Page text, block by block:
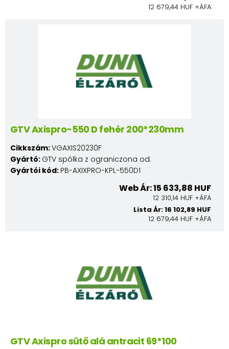
12 679,44 HUF +ÁFA
GTV Axispro-550 D fehér 200*230mm
Cikkszám:VGAXIS20230F
Gyártó: GTV spólka z ograniczona od.
Gyártói kód: PB-AXIXPRO-KPL-550D1
Web Ár: 15 633,88 HUF
12 310,14 HUF +ÁFA
Lista Ár: 16 102,89 HUF
12 679,44 HUF +ÁFA
GTV Axispro sütő alá antracit 69*100